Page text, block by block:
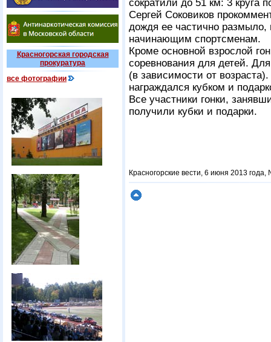
Красногорская городская
прокуратура
все фотографии
сократили до 51 км: 3 круга
Сергей Соковиков
дождя ее частично размыло,
начинающим спортсменам.
Кроме основной взрослой
соревнования для детей.
(в зависимости от
награждался кубком и
Все участники гонки,
получили кубки и подарки.
Красногорские вести, 6 июня 2013